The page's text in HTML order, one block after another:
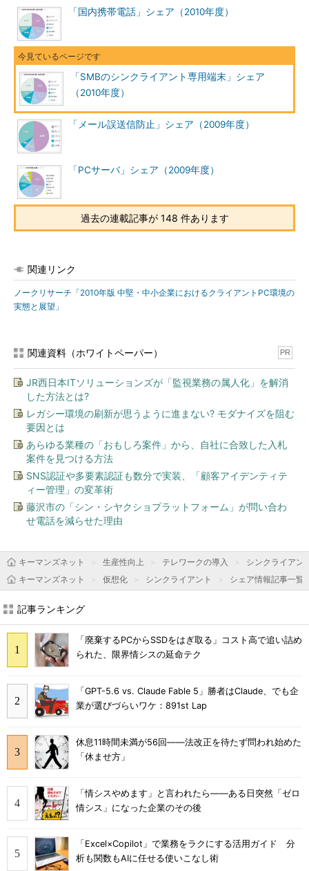
「国内携帯電話」シェア（2010年度）
「SMBのシンクライアント専用端末」シェア
（2010年度）
「メール誤送信防止」シェア（2009年度）
「PCサーバ」シェア（2009年度）
過去の連載記事が 148 件あります
関連リンク
ノークリサーチ「2010年版 中堅・中小企業におけるクライアントPC環境の
実態と展望」
関連資料（ホワイトペーパー） PR
JR西日本ITソリューションズが「監視業務の属人化」を解消
した方法とは?
レガシー環境の刷新が思うように進まない? モダナイズを阻む
要因とは
あらゆる業種の「おもしろ案件」から、自社に合致した入札
案件を見つける方法
SNS認証や多要素認証も数分で実装、「顧客アイデンティテ
ィー管理」の変革術
藤沢市の「シン・シヤクショプラットフォーム」が問い合わ
せ電話を減らせた理由
キーマンズネット 生産性向上 テレワークの導入
シンクライアン
キーマンズネット
仮想化 シンクライアント シェア情報記事一覧
記事ランキング
「廃棄するPCからSSDをはぎ取る」コスト高で追い詰め
られた、限界情シスの延命テク
「GPT-5.6 vs. Claude Fable 5」勝者はClaude、でも企
業が選びづらいワケ：891st Lap
休息11時間未満が56回――法改正を待たず問われ始めた
「休ませ方」
「情シスやめます」と言われたら――ある日突然「ゼロ
情シス」になった企業のその後
「Excel×Copilot」で業務をラクにする活用ガイド 分
析も関数もAIに任せる使いこなし術